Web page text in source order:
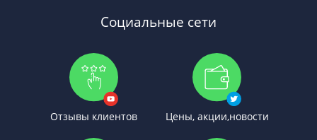
Социальные сети
Отзывы клиентов Цены, акции,новости